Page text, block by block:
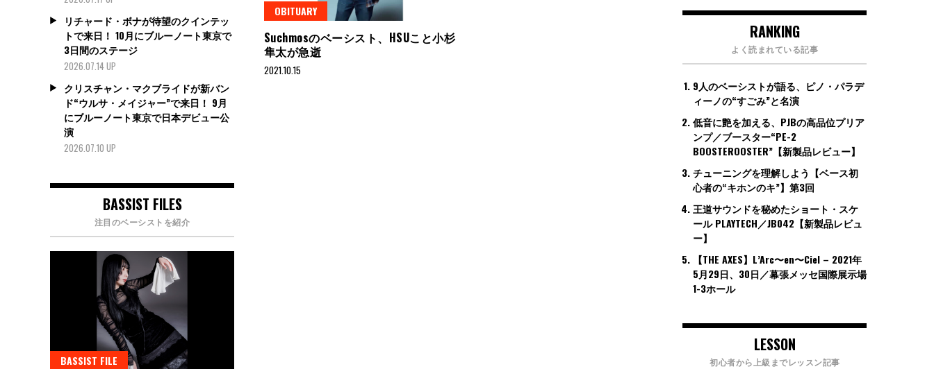
OBITUARY
Suchmosのベーシスト、HSUこと小杉
隼太が急逝
2021.10.15
リチャード・ボナが待望のクインテッ
トで来日！ 10月にブルーノート東京で
3日間のステージ
2026.07.14 UP
クリスチャン・マクブライドが新バン
ド“ウルサ・メイジャー”で来日！ 9月
にブルーノート東京で日本デビュー公
演
2026.07.10 UP
BASSIST FILES
注目のベーシストを紹介
BASSIST FILE
RANKING
よく読まれている記事
9人のベーシストが語る、ピノ・パラデ
ィーノの“すごみ”と名演
低音に艶を加える、PJBの高品位プリア
ンプ／ブースター“PE-2
BOOSTEROOSTER”【新製品レビュー】
チューニングを理解しよう【ベース初
心者の“キホンのキ”】第3回
王道サウンドを秘めたショート・スケ
ール PLAYTECH／JB042【新製品レビュ
ー】
【THE AXES】L’Arc〜en〜Ciel – 2021年
5月29日、30日／幕張メッセ国際展示場
1-3ホール
LESSON
初心者から上級までレッスン記事